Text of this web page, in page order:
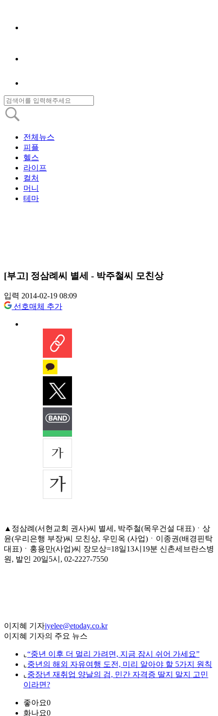
전체뉴스
피플
헬스
라이프
컬처
머니
테마
[부고] 정삼례씨 별세 - 박주철씨 모친상
입력 2014-02-19 08:09
선호매체 추가
▲정삼례(서현교회 권사)씨 별세, 박주철(목우건설 대표)ㆍ상
윤(우리은행 부장)씨 모친상, 우민옥 (사업)ㆍ이종권(배경핀탁
대표)ㆍ홍용만(사업)씨 장모상=18일13시19분 신촌세브란스병
원, 발인 20일5시, 02-2227-7550
이지혜 기자jyelee@etoday.co.kr
이지혜 기자의 주요 뉴스
⌞ “중년 이후 더 멀리 가려면, 지금 잠시 쉬어 가세요”
⌞ 중년의 해외 자유여행 도전, 미리 알아야 할 5가지 원칙
⌞ 중장년 재취업 양날의 검, 민간 자격증 딸지 말지 고민
이라면?
좋아요0
화나요0